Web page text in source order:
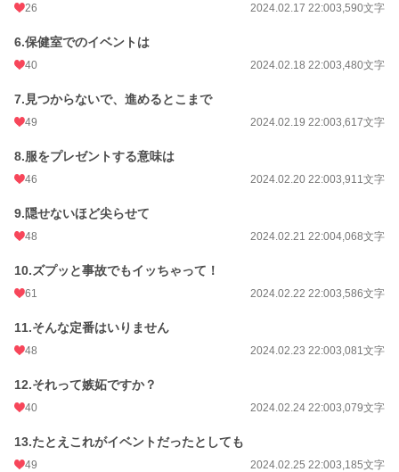
更新日時
初回公開日時 2024.02.13 12:39
週間ポイント 70 pt (40,028 位)
26 2024.02.17 22:003,590文字
6.保健室でのイベントは
40 2024.02.18 22:003,480文字
7.見つからないで、進めるとこまで
49 2024.02.19 22:003,617文字
8.服をプレゼントする意味は
46 2024.02.20 22:003,911文字
9.隠せないほど尖らせて
48 2024.02.21 22:004,068文字
10.ズプッと事故でもイッちゃって！
61 2024.02.22 22:003,586文字
11.そんな定番はいりません
48 2024.02.23 22:003,081文字
12.それって嫉妬ですか？
40 2024.02.24 22:003,079文字
13.たとえこれがイベントだったとしても
49 2024.02.25 22:003,185文字